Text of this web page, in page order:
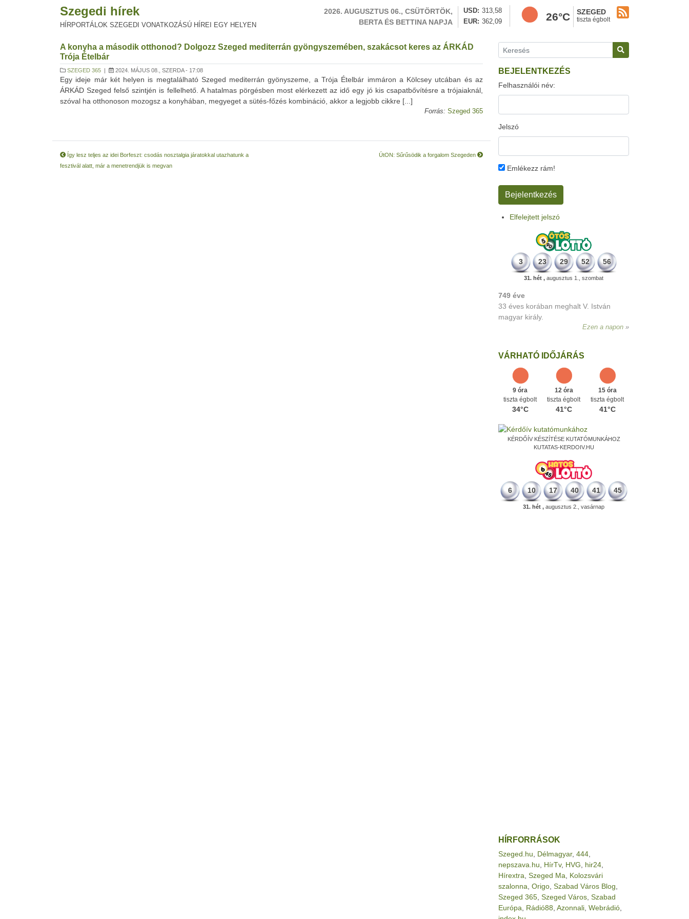
Szegedi hírek
HÍRPORTÁLOK SZEGEDI VONATKOZÁSÚ HÍREI EGY HELYEN
2026. AUGUSZTUS 06., CSÜTÖRTÖK,
BERTA ÉS BETTINA NAPJA
USD
313,58
EUR
362,09 26°C SZEGED
tiszta égbolt
A konyha a második otthonod? Dolgozz Szeged mediterrán gyöngyszemében, szakácsot keres az ÁRKÁD
Trója Ételbár
SZEGED 365 | 2024. MÁJUS 08., SZERDA - 17:08
Egy ideje már két helyen is megtalálható Szeged mediterrán gyönyszeme, a Trója Ételbár immáron a Kölcsey utcában és az
ÁRKÁD Szeged felső szintjén is fellelhető. A hatalmas pörgésben most elérkezett az idő egy jó kis csapatbővítésre a trójaiaknál,
szóval ha otthonoson mozogsz a konyhában, megyeget a sütés-főzés kombináció, akkor a legjobb cikkre [...]
Forrás: Szeged 365
Így lesz teljes az idei Borfeszt: csodás nosztalgia járatokkal utazhatunk a
fesztivál alatt, már a menetrendjük is megvan
ÚtON: Sűrűsödik a forgalom Szegeden
BEJELENTKEZÉS
Felhasználói név:
Jelszó
Emlékezz rám!
Elfelejtett jelszó
3 23 29 52 56
31. hét , augusztus 1., szombat
498 éve
A szávaszentdemeteri-nagyolaszi
győzelem, ahol a magyarok utoljára
győzték le a törököket Mohács előtt.
VÁRHATÓ IDŐJÁRÁS
9 óra
tiszta égbolt
34°C
12 óra
tiszta égbolt
41°C
15 óra
tiszta égbolt
41°C
KÉRDŐÍV KÉSZÍTÉSE KUTATÓMUNKÁHOZ
KUTATAS-KERDOIV.HU
6 10 17 40 41 45
31. hét , augusztus 2., vasárnap
HÍRFORRÁSOK
Szeged.hu Délmagyar, 444
nepszava.hu
HírTv, HVG hir24
Hírextra Szeged Ma
Kolozsvári
szalonna Origo Szabad Város Blog
Szeged 365 Szeged Város Szabad
Európa
Rádió88 Azonnali Webrádió